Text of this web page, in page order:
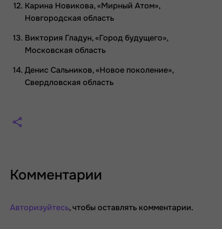
Карина Новикова, «Мирный Атом»,
Новгородская область
Виктория Гладун, «Город будущего»,
Московская область
Денис Сальников, «Новое поколение»,
Свердловская область
Комментарии
Авторизуйтесь, чтобы оставлять комментарии.